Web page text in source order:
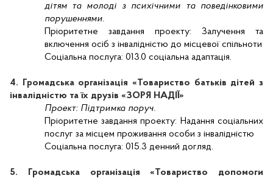
дітям та молоді з психічними та поведінковими
порушеннями.
Пріоритетне завдання проекту: Залучення та
включення осіб з інвалідністю до місцевої спільноти
Соціальна послуга: 013.0 соціальна адаптація.
4. Громадська організація «Товариство батьків дітей з
інвалідністю та їх друзів «ЗОРЯ НАДІЇ»
Проект: Підтримка поруч.
Пріоритетне завдання проекту: Надання соціальних
послуг за місцем проживання особи з інвалідністю
Соціальна послуга: 015.3 денний догляд.
5. Громадська організація «Товариство допомоги